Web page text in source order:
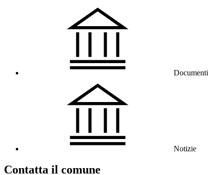
Documenti
Notizie
Contatta il comune